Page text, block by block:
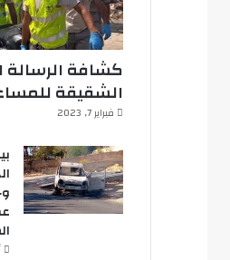
كشافة الرسالة
الشقيقة
فبراير 7, 2023